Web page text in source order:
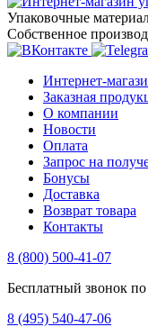
Упаковочные
Собственное
Интернет-
Заказная
О компании
Новости
Оплата
Запрос на
Бонусы
Доставка
Возврат товара
Контакты
8 (800) 500-41-07
Бесплатный звонок
8 (495) 540-47-06